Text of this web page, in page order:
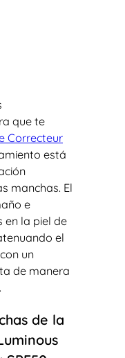
que te
Correcteur
está
manchas. El
e
en la piel de
el
un
de manera
de la